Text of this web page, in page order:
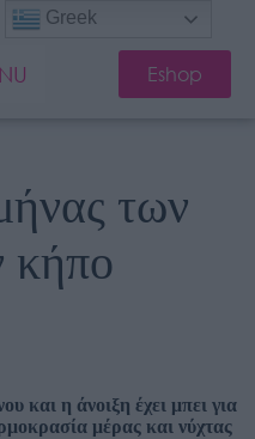
Eshop
των
κήπο
και η άνοιξη έχει μπει για
μέρας και νύχτας
Greek